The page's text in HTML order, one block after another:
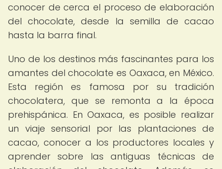
conocer de cerca el proceso de elaboración
del chocolate, desde la semilla de cacao
hasta la barra final.
Uno de los destinos más fascinantes para los
amantes del chocolate es Oaxaca, en México.
Esta región es famosa por su tradición
chocolatera, que se remonta a la época
prehispánica. En Oaxaca, es posible realizar
un viaje sensorial por las plantaciones de
cacao, conocer a los productores locales y
aprender sobre las antiguas técnicas de